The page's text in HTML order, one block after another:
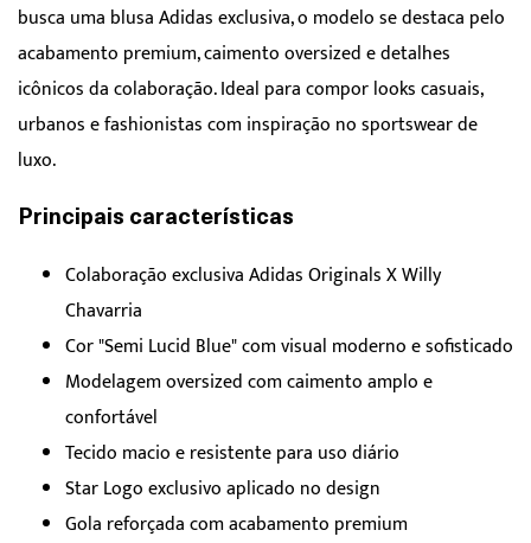
busca uma blusa Adidas exclusiva, o modelo se destaca pelo
acabamento premium, caimento oversized e detalhes
icônicos da colaboração. Ideal para compor looks casuais,
urbanos e fashionistas com inspiração no sportswear de
luxo.
Principais características
Colaboração exclusiva Adidas Originals X Willy
Chavarria
Cor "Semi Lucid Blue" com visual moderno e sofisticado
Modelagem oversized com caimento amplo e
confortável
Tecido macio e resistente para uso diário
Star Logo exclusivo aplicado no design
Gola reforçada com acabamento premium